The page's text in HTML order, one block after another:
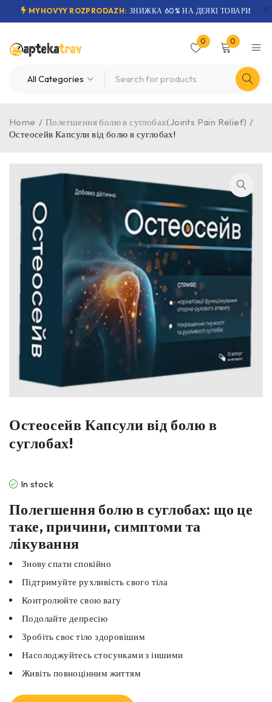
MYHOVYY ROZPRODAZH: ЗНИЖКА 60% НА ДЕЯКІ ТОВАРИ
0 0
Home / Полегшення болю в суглобах(Joints Pain Relief) /
Остеосейв Капсули від болю в суглобах!
Остеосейв Капсули від болю в
суглобах!
In stock
Полегшення болю в суглобах: що це
таке, причини, симптоми та
лікування
Знову спати спокійно
Підтримуйте рухливість свого тіла
Контролюйте свою вагу
Подолайте депресію
Зробіть своє тіло здоровішим
Насолоджуйтесь стосунками з іншими
Живіть повноцінним життям